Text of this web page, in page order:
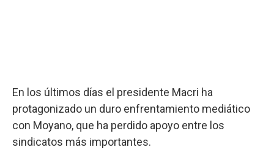
En los últimos días el presidente Macri ha
protagonizado un duro enfrentamiento mediático
con Moyano, que ha perdido apoyo entre los
sindicatos más importantes.